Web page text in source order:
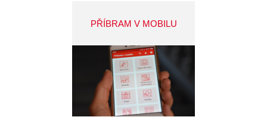
PŘÍBRAM V MOBILU